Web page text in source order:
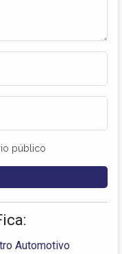
público
Automotivo